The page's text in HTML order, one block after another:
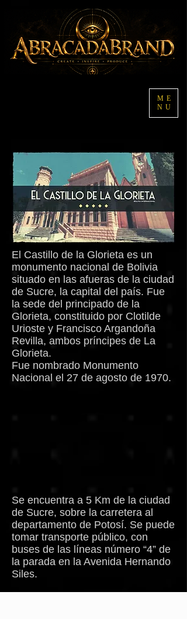
ME
NU
El Castillo de la Glorieta es un
monumento nacional de Bolivia
situado en las afueras de la ciudad
de Sucre, la capital del país. Fue
la sede del principado de la
Glorieta, constituido por Clotilde
Urioste y Francisco Argandoña
Revilla, ambos príncipes de La
Glorieta.
Fue nombrado Monumento
Nacional el 27 de agosto de 1970.
Se encuentra a 5 Km de la ciudad
de Sucre, sobre la carretera al
departamento de Potosí. Se puede
tomar transporte público, con
buses de las líneas número “4” de
la parada en la Avenida Hernando
Siles.